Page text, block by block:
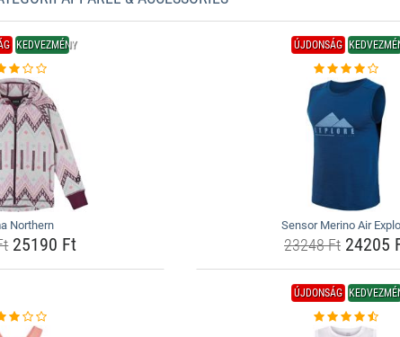
KEDVEZMÉNY
Northern
25190 Ft
ÚJDONSÁG
Sensor Merino Air
23248 Ft24205
ÚJDONSÁG